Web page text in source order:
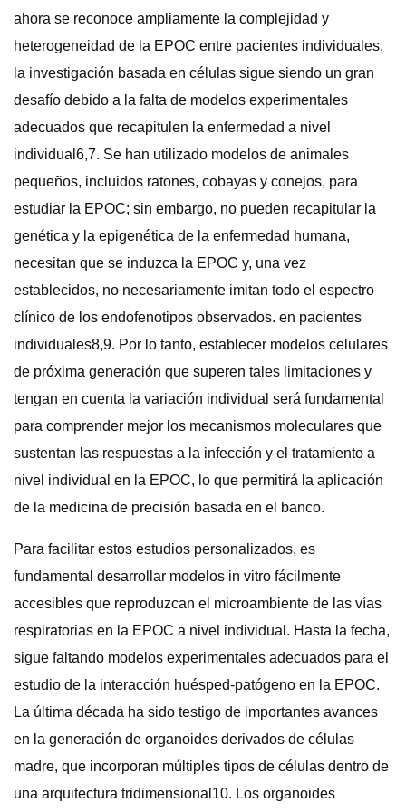
ahora se reconoce ampliamente la complejidad y
heterogeneidad de la EPOC entre pacientes individuales,
la investigación basada en células sigue siendo un gran
desafío debido a la falta de modelos experimentales
adecuados que recapitulen la enfermedad a nivel
individual6,7. Se han utilizado modelos de animales
pequeños, incluidos ratones, cobayas y conejos, para
estudiar la EPOC; sin embargo, no pueden recapitular la
genética y la epigenética de la enfermedad humana,
necesitan que se induzca la EPOC y, una vez
establecidos, no necesariamente imitan todo el espectro
clínico de los endofenotipos observados. en pacientes
individuales8,9. Por lo tanto, establecer modelos celulares
de próxima generación que superen tales limitaciones y
tengan en cuenta la variación individual será fundamental
para comprender mejor los mecanismos moleculares que
sustentan las respuestas a la infección y el tratamiento a
nivel individual en la EPOC, lo que permitirá la aplicación
de la medicina de precisión basada en el banco.
Para facilitar estos estudios personalizados, es
fundamental desarrollar modelos in vitro fácilmente
accesibles que reproduzcan el microambiente de las vías
respiratorias en la EPOC a nivel individual. Hasta la fecha,
sigue faltando modelos experimentales adecuados para el
estudio de la interacción huésped-patógeno en la EPOC.
La última década ha sido testigo de importantes avances
en la generación de organoides derivados de células
madre, que incorporan múltiples tipos de células dentro de
una arquitectura tridimensional10. Los organoides